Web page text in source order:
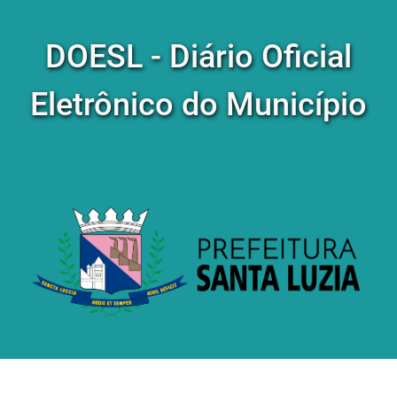
DOESL - Diário Oficial
Eletrônico do Município